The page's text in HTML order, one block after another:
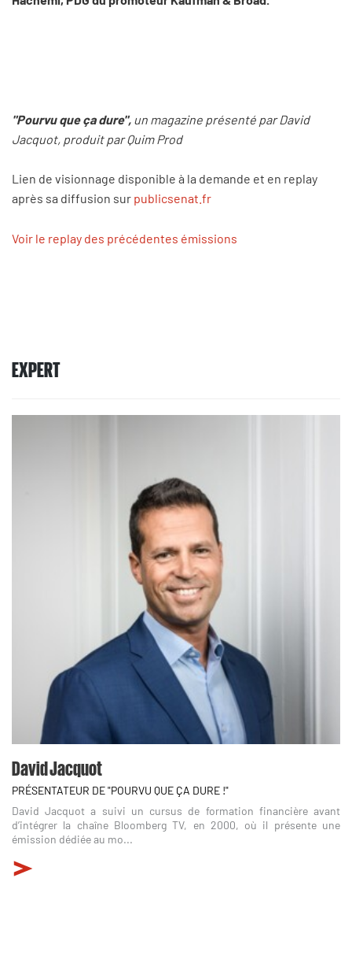
"Pourvu que ça dure", un magazine présenté par David
Jacquot, produit par Quim Prod
Lien de visionnage disponible à la demande et en replay
après sa diffusion sur publicsenat.fr
Voir le replay des précédentes émissions
EXPERT
David Jacquot
PRÉSENTATEUR DE "POURVU QUE ÇA DURE !"
David Jacquot a suivi un cursus de formation financière avant
d’intégrer la chaîne Bloomberg TV, en 2000, où il présente une
émission dédiée au mo...